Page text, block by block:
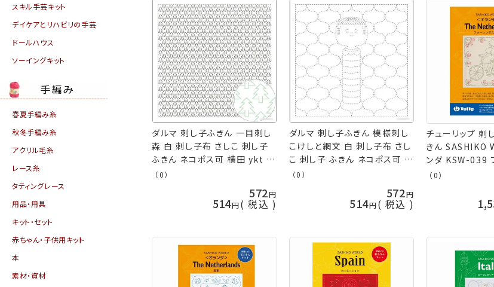
スキル手芸キット
デイケアとリハビリの手芸
ドールハウス
ソーイングキット
春夏手編み糸
秋冬手編み糸
アクリル毛糸
レース糸
タティングレース
用品・用具
キット・セット
赤ちゃん・子供用キット
本
素材・資材
ダルマ 刺し子ふきん 一目刺し
森 白 刺し子布 さしこ 刺し子
ふきん ネコポス可 横田 ykt 手
芸の山久
（0）
572
514 税込
ダルマ 刺し子ふきん 模様刺し
こけしと網文 白 刺し子布 さし
こ 刺し子 ふきん ネコポス可 横
田 ykt 手芸の山久
（0）
572
514 税込
チューリップ 刺
きん SASHIKO
ンダ KSW-039
の女性 ネコポス
（0）